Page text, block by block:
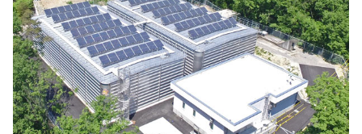
移
動
フ
ッ
タ
ー
に